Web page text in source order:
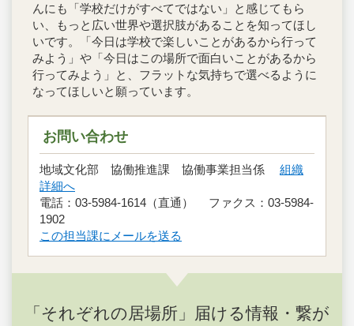
んにも「学校だけがすべてではない」と感じてもら
い、もっと広い世界や選択肢があることを知ってほし
いです。「今日は学校で楽しいことがあるから行って
みよう」や「今日はこの場所で面白いことがあるから
行ってみよう」と、フラットな気持ちで選べるように
なってほしいと願っています。
お問い合わせ
地域文化部 協働推進課 協働事業担当係 組織
詳細へ
電話：03-5984-1614（直通） ファクス：03-5984-
1902
この担当課にメールを送る
「それぞれの居場所」届ける情報・繋が